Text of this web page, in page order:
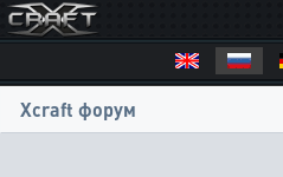
Xcraft форум